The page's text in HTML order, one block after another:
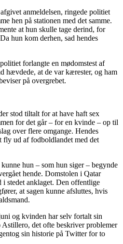
anmeldelsen, ringede politiet
hen på stationen med det samme.
at hun skulle tage derind, for
hun kom derhen, sad hendes
forlangte en mødomstest af
hævdede, at de var kærester, og ham
på overgrebet.
stod tiltalt for at have haft sex
for det går – for en kvinde – op til
over flere omgange. Hendes
fly ud af fodboldlandet med det
hun – som hun siger – begynde
hende. Domstolen i Qatar
i stedet anklaget. Den offentlige
at sagen kunne afsluttes, hvis
og kvinden har selv fortalt sin
det ofte beskriver problemer
sin historie på Twitter for to